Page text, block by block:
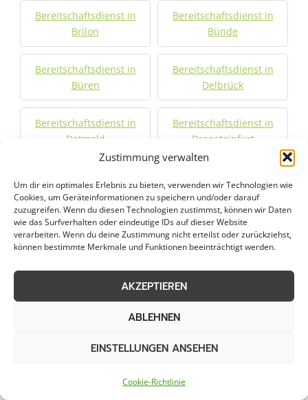
Zustimmung verwalten
Um dir ein optimales Erlebnis zu bieten, verwenden wir Technologien wie
Cookies, um Geräteinformationen zu speichern und/oder darauf
zuzugreifen. Wenn du diesen Technologien zustimmst, können wir Daten
wie das Surfverhalten oder eindeutige IDs auf dieser Website
verarbeiten. Wenn du deine Zustimmung nicht erteilst oder zurückziehst,
können bestimmte Merkmale und Funktionen beeinträchtigt werden.
AKZEPTIEREN
ABLEHNEN
EINSTELLUNGEN ANSEHEN
Cookie-Richtlinie
Bereitschaftsdienst in
Brilon
Bereitschaftsdienst in
Bünde
Bereitschaftsdienst in
Büren
Bereitschaftsdienst in
Delbrück
Bereitschaftsdienst in
Detmold
Bereitschaftsdienst in
Drensteinfurt
Enger
Ennigerloh
Bereitschaftsdienst in
Erwitte
Bereitschaftsdienst in
Geseke
Bereitschaftsdienst in
Gütersloh
Bereitschaftsdienst in
Harsewinkel
Herford
Hiddenhausen